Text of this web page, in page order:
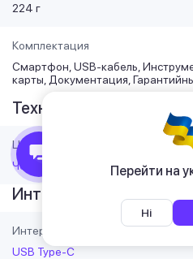
Перейти на
Ні
224 г
Комплектация
Смартфон, USB-кабель,
карты, Документация,
Технические свойства
Цвет
Чёрный
Интерфейсы
Интерфейсы
USB Type-C